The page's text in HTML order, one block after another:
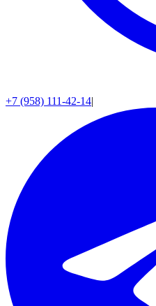
+7 (958) 111-42-14|